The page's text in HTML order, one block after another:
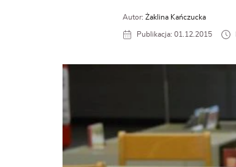
Autor: Żaklina Kańczucka
Publikacja: 01.12.2015